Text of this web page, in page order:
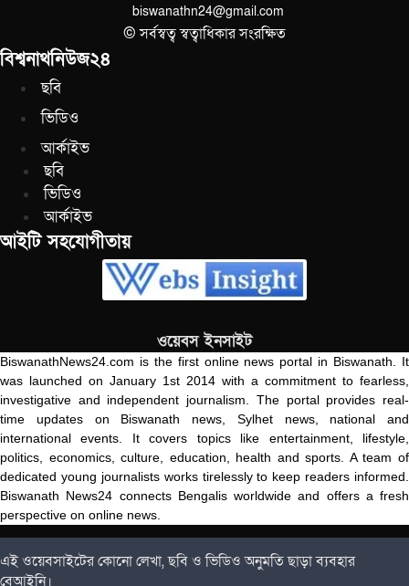
biswanathn24@gmail.com
© সর্বস্বত্ব স্বত্বাধিকার সংরক্ষিত
বিশ্বনাথনিউজ২৪
ছবি
ভিডিও
আর্কাইভ
ছবি
ভিডিও
আর্কাইভ
আইটি সহযোগীতায়
ওয়েবস ইনসাইট
BiswanathNews24.com is the first online news portal in Biswanath. It
was launched on January 1st 2014 with a commitment to fearless,
investigative and independent journalism. The portal provides real-
time updates on Biswanath news, Sylhet news, national and
international events. It covers topics like entertainment, lifestyle,
politics, economics, culture, education, health and sports. A team of
dedicated young journalists works tirelessly to keep readers informed.
Biswanath News24 connects Bengalis worldwide and offers a fresh
perspective on online news.
এই ওয়েবসাইটের কোনো লেখা, ছবি ও ভিডিও অনুমতি ছাড়া ব্যবহার
বেআইনি।